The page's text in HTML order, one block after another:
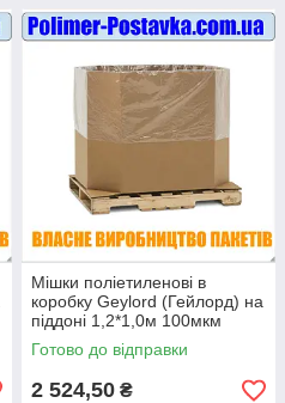
Мішки поліетиленові в
коробку Geylord (Гейлорд) на
піддоні 1,2*1,0м 100мкм
висотою 1 метр (ВТОРИННІ)
10шт
Готово до відправки
2 524,50 ₴